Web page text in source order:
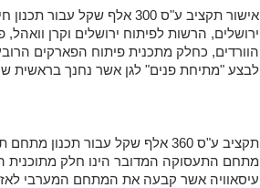
אישור תקציב ע"ס 300 אלף שקל
ירושלים, הרשות לפיתוח ירושלים וקרן וואהל,
הוורדים, כחלק מתכנית פיתוח הפארקים
לבצע "מתיחת פנים" לגן אשר נחנך בראשית
תקציב ע"ס 360 אלף שקל עבור
מתחם התעסוקה המדובר הינו חלק מתוכנית
עיסאוויה אשר קבעה את המתחם המערבי